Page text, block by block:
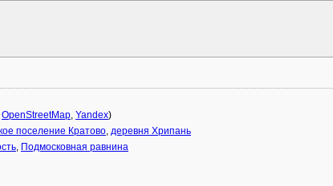
OpenStreetMap, Yandex)
поселение Кратово, деревня Хрипань
, Подмосковная равнина